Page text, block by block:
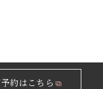
予約はこちら